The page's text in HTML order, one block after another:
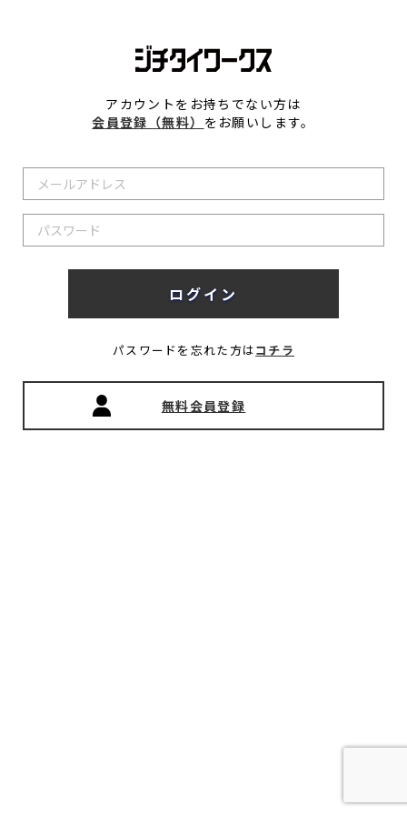
アカウントをお持ちでない方は
会員登録（無料） をお願いします。
パスワードを忘れた方はコチラ
無料会員登録